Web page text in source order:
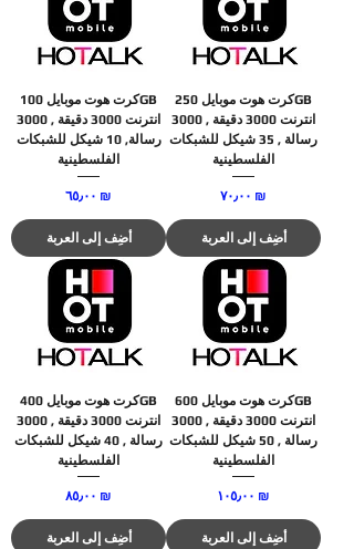
كرت هوت موبايل 100GB
انترنت 3000 دقيقة , 3000
رسالة, 10 شيكل للشبكات
الفلسطينية
السعر ‏٦٥٫٠٠ ₪
أضِف إلى العربة
كرت هوت موبايل 250GB
انترنت 3000 دقيقة , 3000
رسالة , 35 شيكل للشبكات
الفلسطينية
السعر ‏٧٠٫٠٠ ₪
أضِف إلى العربة
كرت هوت موبايل 400GB
انترنت 3000 دقيقة , 3000
رسالة , 40 شيكل للشبكات
الفلسطينية
السعر ‏٨٥٫٠٠ ₪
أضِف إلى العربة
كرت هوت موبايل 600GB
انترنت 3000 دقيقة , 3000
رسالة , 50 شيكل للشبكات
الفلسطينية
السعر ‏١٠٥٫٠٠ ₪
أضِف إلى العربة